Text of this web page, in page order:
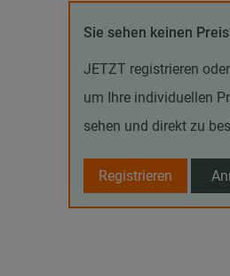
Sie sehen keinen
JETZT registrieren
um Ihre individuellen
sehen und direkt zu
Registrieren